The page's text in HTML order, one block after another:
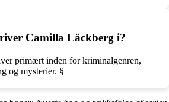
Camilla Läckberg i?
primært inden for kriminalgenren,
og mysterier. §